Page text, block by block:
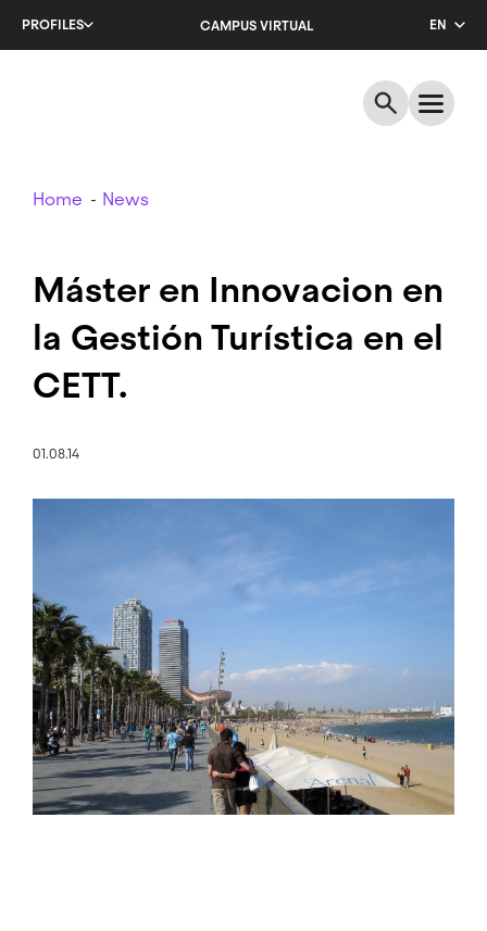
PROFILES CAMPUS VIRTUAL
EN
ES
Breadcrumb
Home News
Máster en Innovacion en
la Gestión Turística en el
CETT.
01.08.14